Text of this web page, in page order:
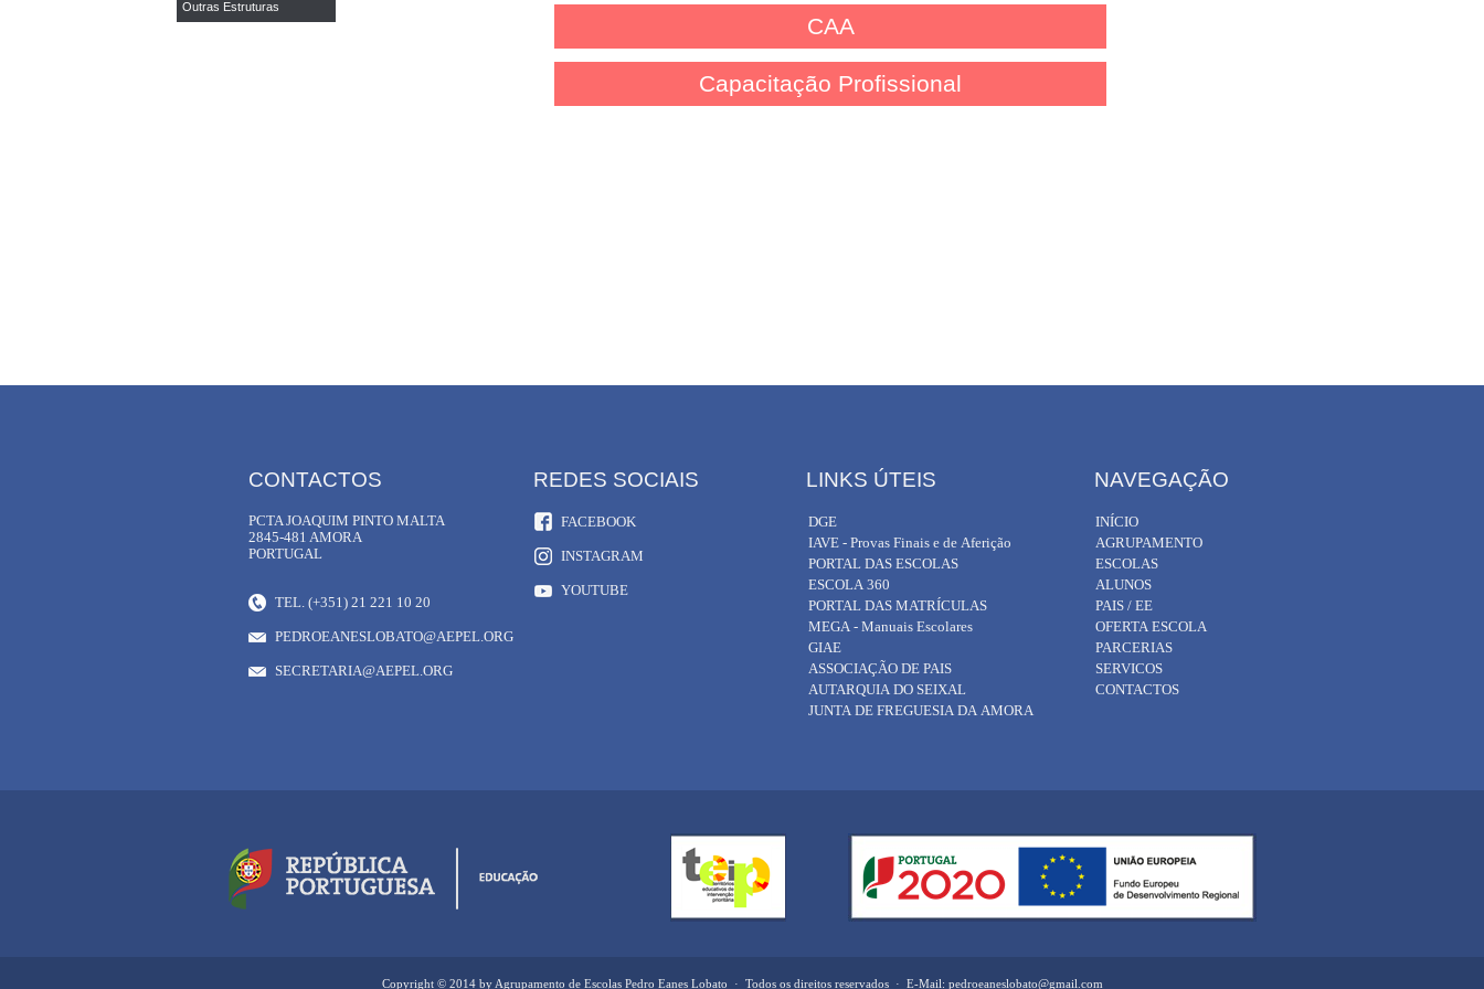
Outras Estruturas
CAA
Capacitação Profissional
TEL. (+351) 21 221 10 20
PEDROEANESLOBATO@AEPEL.ORG
SECRETARIA@AEPEL.ORG
FACEBOOK
INSTAGRAM
YOUTUBE
DGE
IAVE - Provas Finais e de Aferição
PORTAL DAS ESCOLAS
ESCOLA 360
PORTAL DAS MATRÍCULAS
MEGA - Manuais Escolares
GIAE
ASSOCIAÇÃO DE PAIS
AUTARQUIA DO SEIXAL
JUNTA DE FREGUESIA DA AMORA
CONTACTOS
PCTA JOAQUIM PINTO MALTA
2845-481 AMORA
PORTUGAL
NAVEGAÇÃO
INÍCIO
AGRUPAMENTO
ESCOLAS
ALUNOS
PAIS / EE
OFERTA ESCOLA
PARCERIAS
SERVICOS
CONTACTOS
REDES SOCIAIS LINKS ÚTEIS
Copyright © 2014 by Agrupamento de Escolas Pedro Eanes Lobato · Todos os direitos reservados · E-Mail: pedroeaneslobato@gmail.com